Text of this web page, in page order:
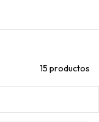
15 productos